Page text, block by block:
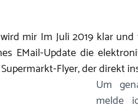
mir Im Juli 2019 klar
EMail-Update die
Flyer, der direkt
Um
melde